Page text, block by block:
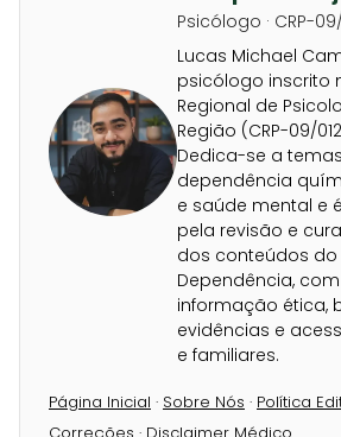
Psicólogo · CRP-
Lucas Michael
psicólogo inscrito
Regional de
Região (CRP-09/
Dedica-se a
dependência
e saúde mental e
pela revisão e
dos conteúdos do
Dependência,
informação ética,
evidências e
e familiares.
Página Inicial · Sobre Nós · Política